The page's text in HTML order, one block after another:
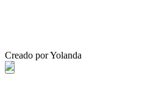
Creado por Yolanda